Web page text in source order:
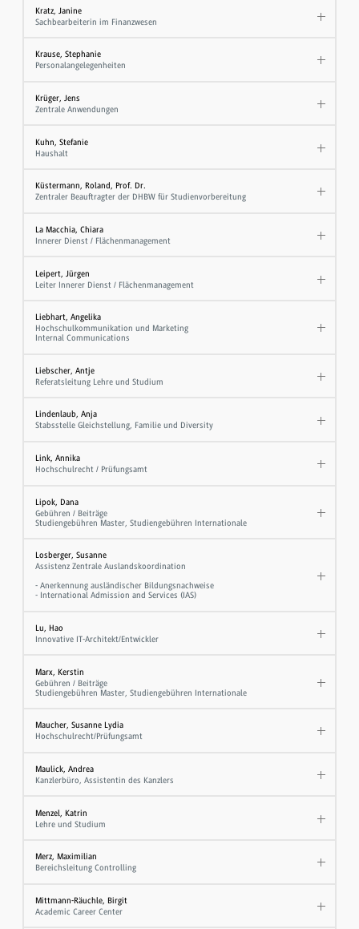
Kratz, Janine
Sachbearbeiterin im Finanzwesen
Krause, Stephanie
Personalangelegenheiten
Krüger, Jens
Zentrale Anwendungen
Kuhn, Stefanie
Haushalt
Küstermann, Roland, Prof. Dr.
Zentraler Beauftragter der DHBW für Studienvorbereitung
La Macchia, Chiara
Innerer Dienst / Flächenmanagement
Leipert, Jürgen
Leiter Innerer Dienst / Flächenmanagement
Liebhart, Angelika
Hochschulkommunikation und Marketing
Internal Communications
Liebscher, Antje
Referatsleitung Lehre und Studium
Lindenlaub, Anja
Stabsstelle Gleichstellung, Familie und Diversity
Link, Annika
Hochschulrecht / Prüfungsamt
Lipok, Dana
Gebühren / Beiträge
Studiengebühren Master, Studiengebühren Internationale
Losberger, Susanne
Assistenz Zentrale Auslandskoordination
- Anerkennung ausländischer Bildungsnachweise
- International Admission and Services (IAS)
Lu, Hao
Innovative IT-Architekt/Entwickler
Marx, Kerstin
Gebühren / Beiträge
Studiengebühren Master, Studiengebühren Internationale
Maucher, Susanne Lydia
Hochschulrecht/Prüfungsamt
Maulick, Andrea
Kanzlerbüro, Assistentin des Kanzlers
Menzel, Katrin
Lehre und Studium
Merz, Maximilian
Bereichsleitung Controlling
Mittmann-Räuchle, Birgit
Academic Career Center